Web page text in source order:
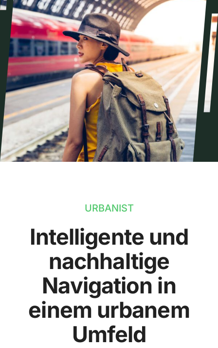
URBANIST
Intelligente und
nachhaltige
Navigation in
einem urbanem
Umfeld